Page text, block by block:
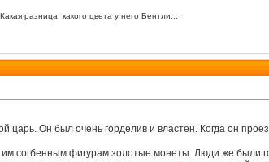
разница, какого цвета у него Бентли...
царь. Он был очень горделив и властен. Когда он
согбенным фигурам золотые монеты. Люди же были